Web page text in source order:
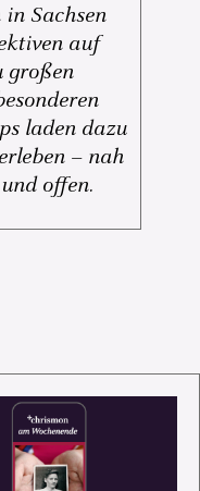
Sachsen
auf
großen
laden dazu
– nah
offen.